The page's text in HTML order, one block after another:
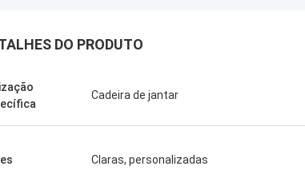
DO PRODUTO
Cadeira de jantar
Claras, personalizadas